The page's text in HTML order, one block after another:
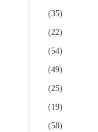
(35)
(22)
(54)
(49)
(25)
(19)
(58)